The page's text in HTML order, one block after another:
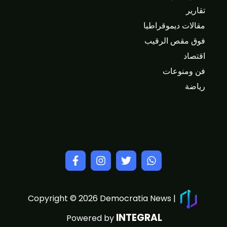
تقارير
مقالات ديموقراطيا
فوق مقص الرقيب
اقتصاد
فن ومنوعات
رياضة
Powered by INTEGRAL